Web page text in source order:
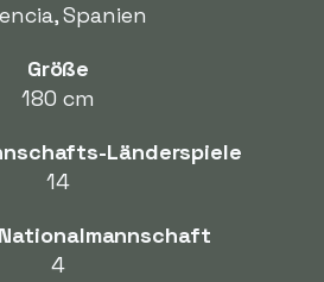
Spanien
Größe
180 cm
Länderspiele
14
4